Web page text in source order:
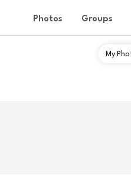
Photos Groups